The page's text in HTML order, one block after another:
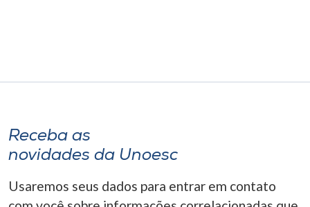
Receba as
novidades da Unoesc
Usaremos seus dados para entrar em contato